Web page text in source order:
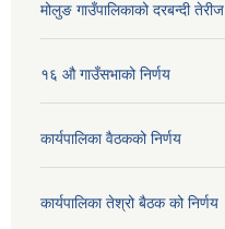
मोलुङ गाउँपालिकाको दरबन्दी तेरीज
१६ औ गाउँसभाको निर्णय
कार्यपालिका वैठकको निर्णय
कार्यपालिका तेश्रो बैठक को निर्णय